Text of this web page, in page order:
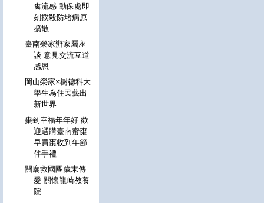
禽流感 動保處即
刻撲殺防堵病原
擴散
臺南榮家辦家屬座
談 意見交流互道
感恩
岡山榮家×樹德科大
學生為住民藝出
新世界
棗到幸福年年好 歡
迎選購臺南蜜棗
早買棗收到年節
伴手禮
關廟救國團歲末傳
愛 關懷龍崎教養
院